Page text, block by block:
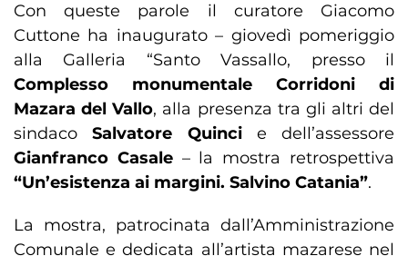
Con queste parole il curatore Giacomo
Cuttone ha inaugurato – giovedì pomeriggio
alla Galleria “Santo Vassallo, presso il
Complesso monumentale Corridoni di
Mazara del Vallo, alla presenza tra gli altri del
sindacoSalvatore Quincie dell’assessore
Gianfranco Casale– la mostra retrospettiva
“Un’esistenza ai margini. Salvino Catania”.
La mostra, patrocinata dall’Amministrazione
Comunale e dedicata all’artista mazarese nel